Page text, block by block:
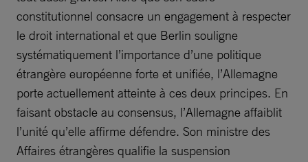
constitutionnel consacre un engagement à respecter
le droit international et que Berlin souligne
systématiquement l’importance d’une politique
étrangère européenne forte et unifiée, l’Allemagne
porte actuellement atteinte à ces deux principes. En
faisant obstacle au consensus, l’Allemagne affaiblit
l’unité qu’elle affirme défendre. Son ministre des
Affaires étrangères qualifie la suspension